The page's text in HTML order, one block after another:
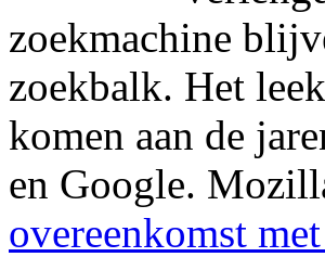
zoekmachine
zoekbalk. Het
komen aan de
en Google.
overeenkomst